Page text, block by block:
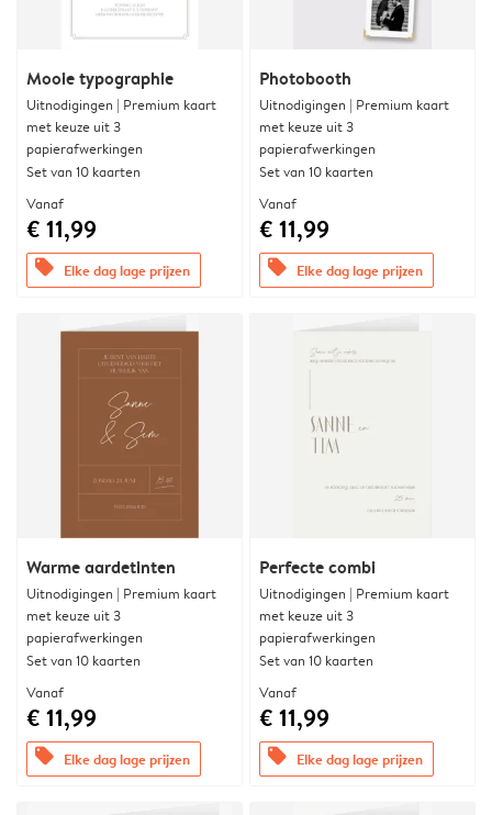
Mooie typographie
Uitnodigingen | Premium kaart
met keuze uit 3
papierafwerkingen
Set van 10 kaarten
Vanaf
€ 11,99
offers Elke dag lage prijzen
Photobooth
Uitnodigingen | Premium kaart
met keuze uit 3
papierafwerkingen
Set van 10 kaarten
Vanaf
€ 11,99
offers Elke dag lage prijzen
Warme aardetinten
Uitnodigingen | Premium kaart
met keuze uit 3
papierafwerkingen
Set van 10 kaarten
Vanaf
€ 11,99
offers Elke dag lage prijzen
Perfecte combi
Uitnodigingen | Premium kaart
met keuze uit 3
papierafwerkingen
Set van 10 kaarten
Vanaf
€ 11,99
offers Elke dag lage prijzen